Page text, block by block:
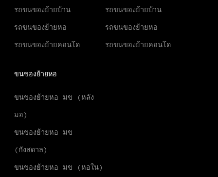
รถขนของย้ายบ้าน
รถขนของย้ายหอ
รถขนของย้ายคอนโด
รถขนของย้ายบ้าน
รถขนของย้ายหอ
รถขนของย้ายคอนโด
ขนของย้ายหอ
ขนของย้ายหอ มข (หลัง
มอ)
ขนของย้ายหอ มข
(กังสดาล)
ขนของย้ายหอ มข (หอใน)